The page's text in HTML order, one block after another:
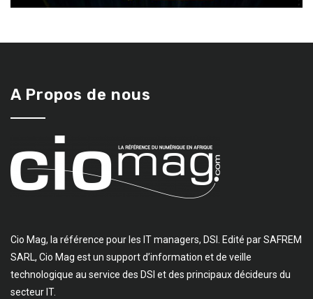
A Propos de nous
Cio Mag, la référence pour les IT managers, DSI. Edité par SAFREM
SARL, Cio Mag est un support d’information et de veille
technologique au service des DSI et des principaux décideurs du
secteur IT.